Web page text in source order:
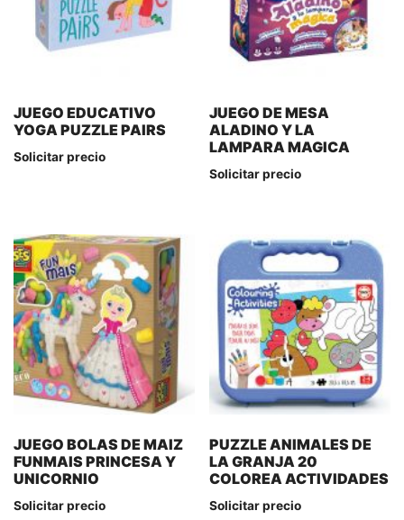
JUEGO EDUCATIVO
YOGA PUZZLE PAIRS
Solicitar precio
JUEGO DE MESA
ALADINO Y LA
LAMPARA MAGICA
Solicitar precio
JUEGO BOLAS DE MAIZ
FUNMAIS PRINCESA Y
UNICORNIO
Solicitar precio
PUZZLE ANIMALES DE
LA GRANJA 20
COLOREA ACTIVIDADES
Solicitar precio